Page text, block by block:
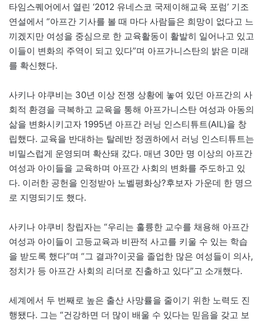
타임스퀘어에서 열린 ‘2012 유네스코 국제이해교육 포럼’ 기조
연설에서 “아프간 기사를 볼 때 마다 사람들은 희망이 없다고 느
끼겠지만 여성을 중심으로 한 교육활동이 활발히 일어나고 있고
이들이 변화의 주역이 되고 있다”며 아프가니스탄의 밝은 미래
를 확신했다.
사키나 야쿠비는 30년 이상 전쟁 상황에 놓여 있던 아프간의 사
회적 환경을 극복하고 교육을 통해 아프가니스탄 여성과 아동의
삶을 변화시키고자 1995년 아프간 러닝 인스티튜트(AIL)을 창
립했다. 교육을 반대하는 탈레반 정권하에서 러닝 인스티튜트는
비밀스럽게 운영되며 확산돼 갔다. 매년 30만 명 이상의 아프간
여성과 아이들을 교육하며 아프간 사회의 변화를 주도하고 있
다. 이러한 공헌을 인정받아 노벨평화상?후보자 가운데 한 명으
로 지명되기도 했다.
사키나 야쿠비 창립자는 “우리는 훌륭한 교수를 채용해 아프간
여성과 아이들이 고등교육과 비판적 사고를 키울 수 있는 학습
을 받도록 했다”며 “그 결과?이곳을 졸업한 많은 여성들이 의사,
정치가 등 아프간 사회의 리더로 진출하고 있다”고 소개했다.
세계에서 두 번째로 높은 출산 사망률을 줄이기 위한 노력도 진
행됐다. 그는 “건강하면 더 많이 배울 수 있다는 믿음을 갖고 보